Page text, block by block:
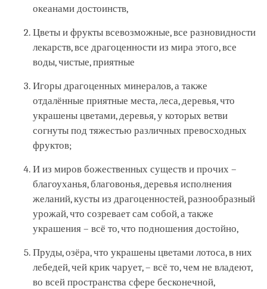
океанами достоинств,
Цветы и фрукты всевозможные, все разновидности
лекарств, все драгоценности из мира этого, все
воды, чистые, приятные
Игоры драгоценных минералов, а также
отдалённые приятные места, леса, деревья, что
украшены цветами, деревья, у которых ветви
согнуты под тяжестью различных превосходных
фруктов;
И из миров божественных существ и прочих –
благоуханья, благовонья, деревья исполнения
желаний, кусты из драгоценностей, разнообразный
урожай, что созревает сам собой, а также
украшения – всё то, что подношения достойно,
Пруды, озёра, что украшены цветами лотоса, в них
лебедей, чей крик чарует, – всё то, чем не владеют,
во всей пространства сфере бесконечной,